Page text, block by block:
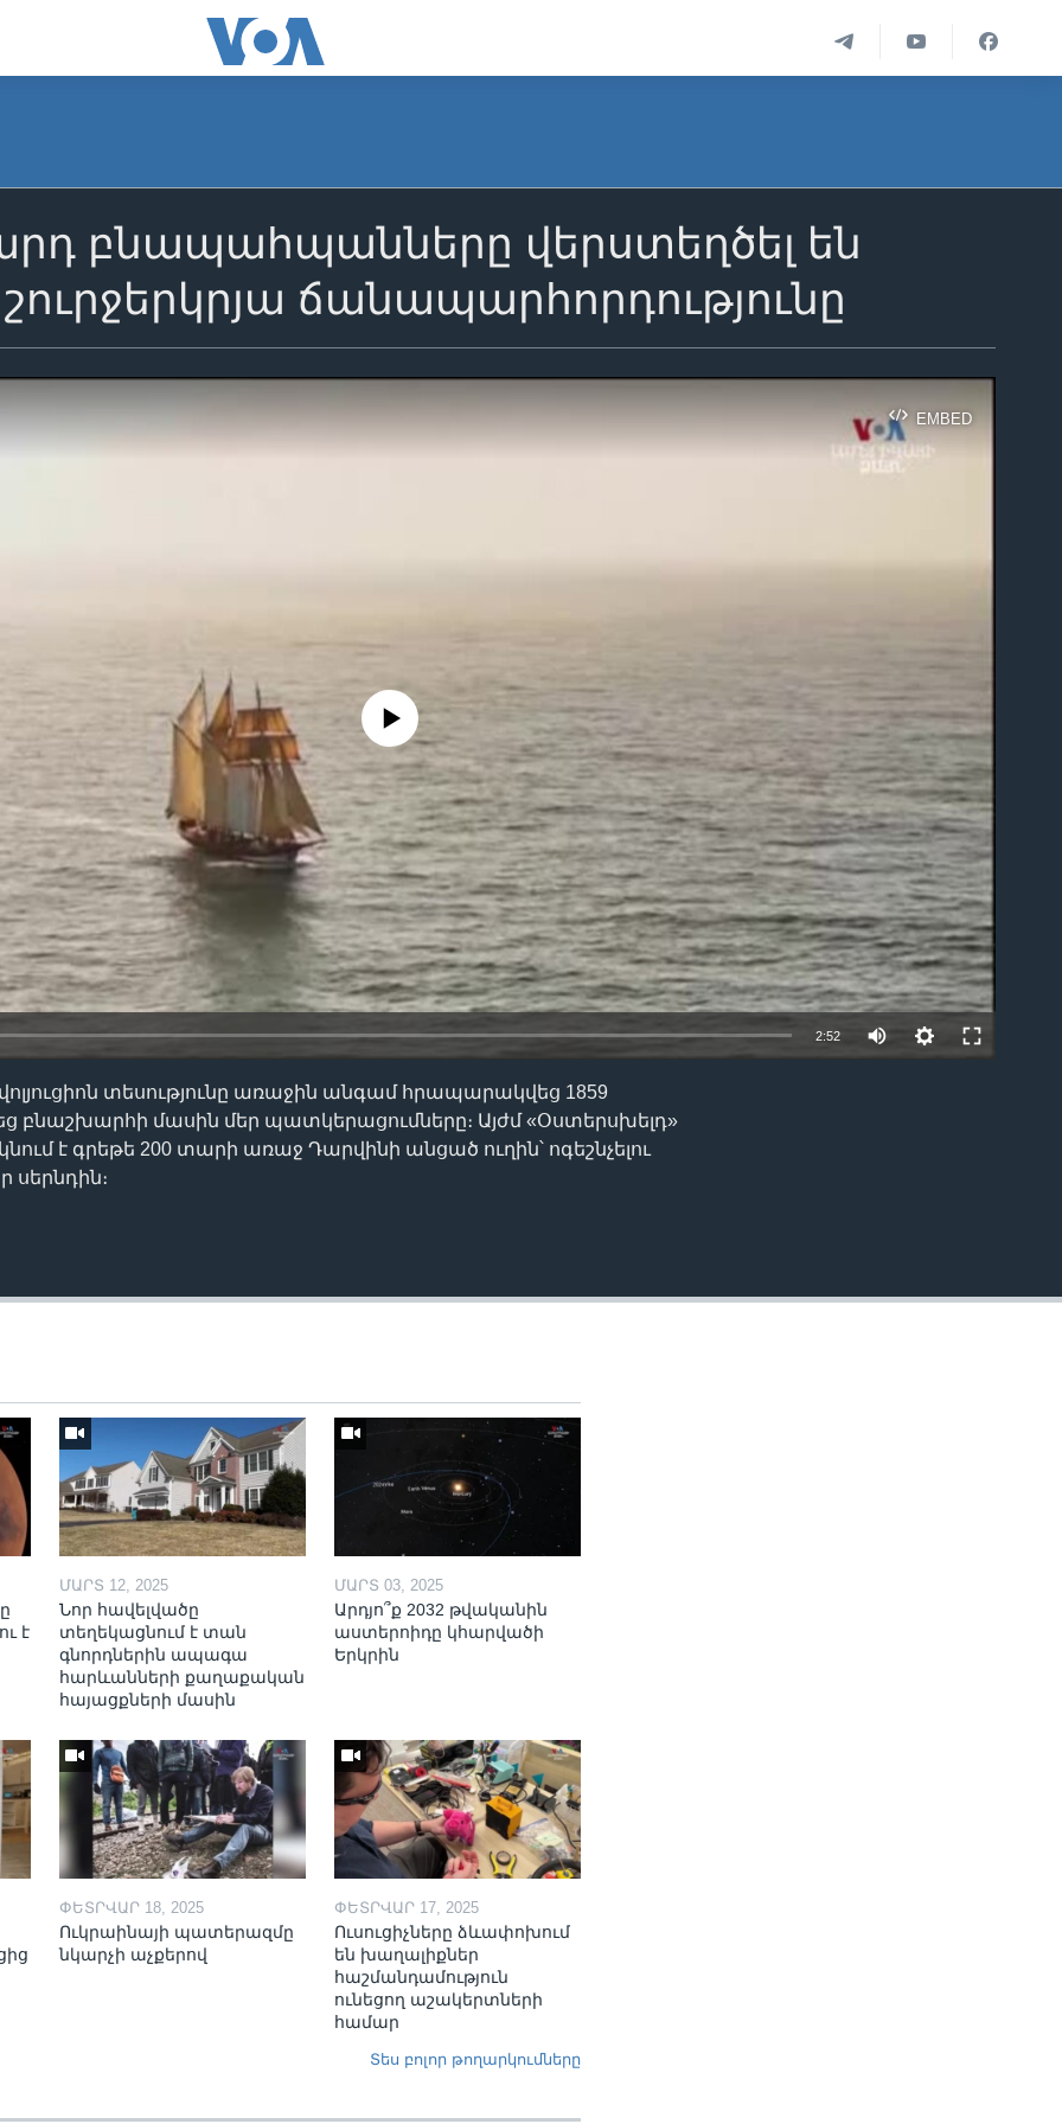
բնապահպանները վերստեղծել են
ճանապարհորդությունը
EMBED
No media source currently available
2:52
տեսությունը առաջին անգամ հրապարակվեց 1859
բնաշխարհի մասին մեր պատկերացումները։ Այժմ «Օստերսխելդ»
է գրեթե 200 տարի առաջ Դարվինի անցած ուղին՝ ոգեշնչելու
է
ՄԱՐՏ 12, 2025
Նոր հավելվածը
տեղեկացնում է տան
գնորդներին ապագա
հարևանների քաղաքական
հայացքների մասին
ՄԱՐՏ 03, 2025
Արդյո՞ք 2032 թվականին
աստերոիդը կհարվածի
Երկրին
ՓԵՏՐՎԱՐ 18, 2025
Ուկրաինայի պատերազմը
նկարչի աչքերով
ՓԵՏՐՎԱՐ 17, 2025
Ուսուցիչները ձևափոխում
են խաղալիքներ
հաշմանդամություն
ունեցող աշակերտների
համար
Տես բոլոր թողարկումները